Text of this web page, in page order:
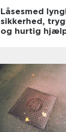
Låsesmed
sikkerhed,
og hurtig